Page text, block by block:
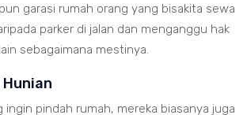
garasi rumah orang yang bisakita sewa
parker di jalan dan menganggu hak
sebagaimana mestinya.
Hunian
ingin pindah rumah, mereka biasanya juga